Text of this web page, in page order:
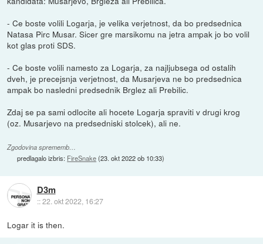
- Ce boste volili Logarja, je velika verjetnost, da bo predsednica
Natasa Pirc Musar. Sicer gre marsikomu na jetra ampak jo bo volil
kot glas proti SDS.
- Ce boste volili namesto za Logarja, za najljubsega od ostalih
dveh, je precejsnja verjetnost, da Musarjeva ne bo predsednica
ampak bo nasledni predsednik Brglez ali Prebilic.
Zdaj se pa sami odlocite ali hocete Logarja spraviti v drugi krog
(oz. Musarjevo na predsedniski stolcek), ali ne.
Zgodovina sprememb…
predlagalo izbris: FireSnake(23. okt 2022 ob 10:33)
D3m
::22. okt 2022, 16:27
Logar it is then.